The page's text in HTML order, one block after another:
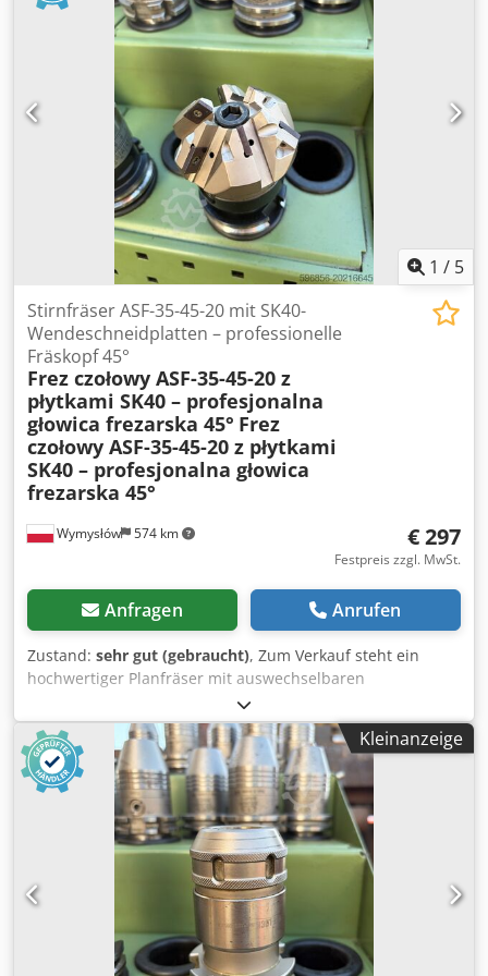
1 / 5
Wymysłów 574 km
Stirnfräser ASF-35-45-20 mit SK40-
Wendeschneidplatten – professionelle
Fräskopf 45°
Frez czołowy ASF-35-45-20 z
płytkami SK40 – profesjonalna
głowica frezarska 45° Frez
czołowy ASF-35-45-20 z płytkami
SK40 – profesjonalna głowica
frezarska 45°
€ 297
Festpreis zzgl. MwSt.
Anfragen Anrufen
Zustand: sehr gut (gebraucht), Zum Verkauf steht ein
hochwertiger Planfräser mit auswechselbaren
Wendeschneidplatten ASF-35-45-20, montiert auf einem
SK40-Aufnahmeschaft. Professionelles Werkzeug für
Schrupp- und Schlichtbearbeitung, ideal für den Einsatz in
CNC-Bearbeitungszentren sowie konventionellen
Fräsmaschinen. Die Fräserkonstruktion mit einem
Einstellwinkel von 45° sorgt für hervorragende
Schnittleistung, längere Standzeiten der Platten und eine
glatte Oberfläche des Werkstücks. • Typ: Planfräser mit
Wendeschneidplatten • Modell: ASF-35-45-20 • Aufnahme:
SK40 / DIN 69871 • Einstellwinkel: 45° • Anzahl der
Plattensitze: ca. 6–8 • Anwendung: Fräsen von Stahl,
Gusseisen, Edelstahl und weiteren
Kleinanzeige